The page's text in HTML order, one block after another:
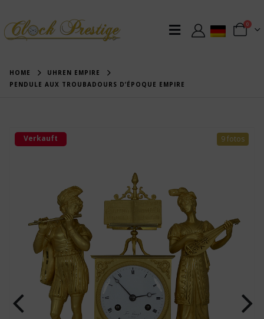
0
HOME
UHREN EMPIRE
PENDULE AUX TROUBADOURS D’ÉPOQUE EMPIRE
9 fotos
Verkauft